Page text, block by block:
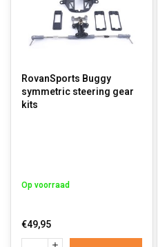
RovanSports Buggy
symmetric steering gear
kits
Op voorraad
€49,95